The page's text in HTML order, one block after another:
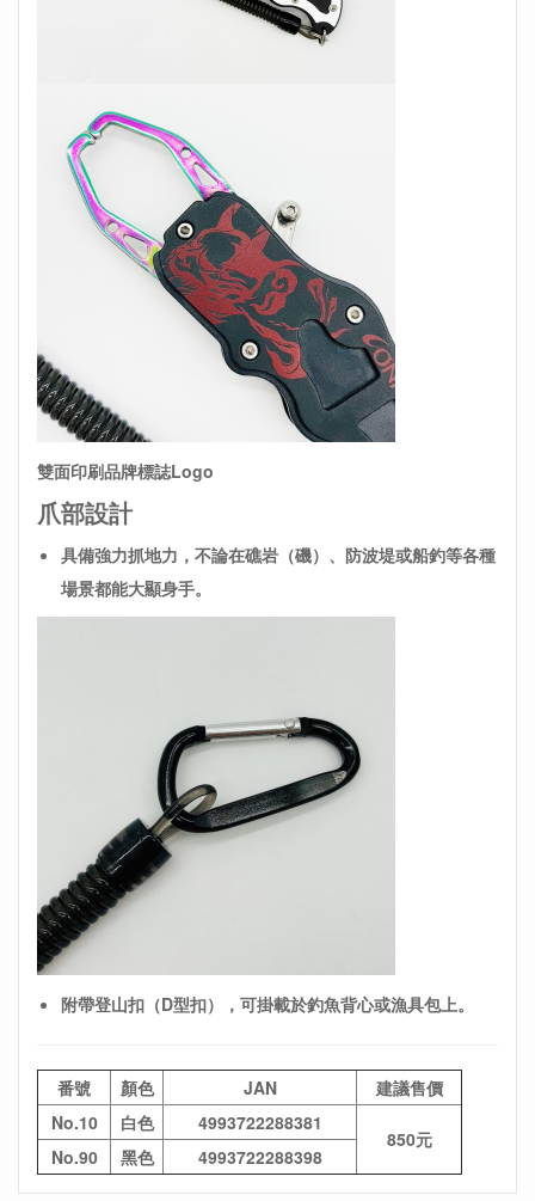
雙面印刷品牌標誌Logo
爪部設計
具備強力抓地力，不論在礁岩（磯）、防波堤或船釣等各種
場景都能大顯身手。
附帶登山扣（D型扣），可掛載於釣魚背心或漁具包上。
番號 顏色 JAN
建議售價
No.10
白色 4993722288381
850元
No.90 黑色 4993722288398